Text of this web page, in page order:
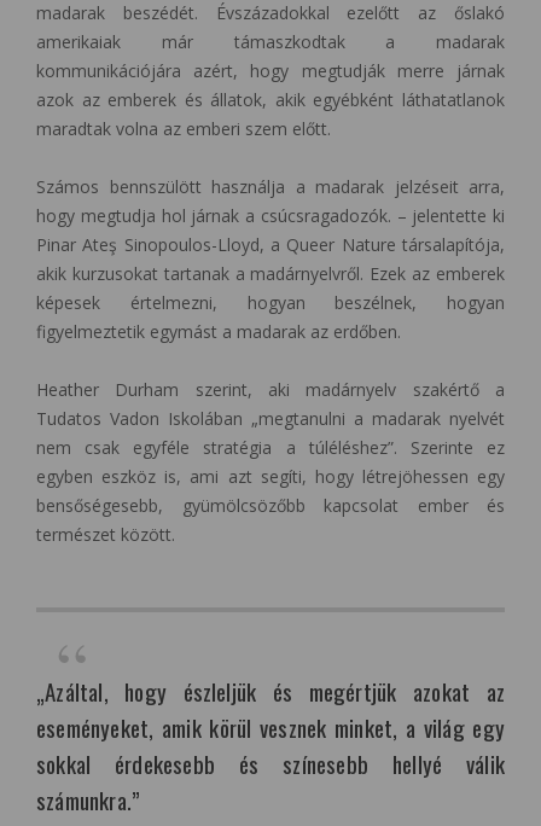
madarak beszédét. Évszázadokkal ezelőtt az őslakó
amerikaiak már támaszkodtak a madarak
kommunikációjára azért, hogy megtudják merre járnak
azok az emberek és állatok, akik egyébként láthatatlanok
maradtak volna az emberi szem előtt.
Számos bennszülött használja a madarak jelzéseit arra,
hogy megtudja hol járnak a csúcsragadozók. ­­– jelentette ki
Pinar Ateş Sinopoulos-Lloyd, a Queer Nature társalapítója,
akik kurzusokat tartanak a madárnyelvről. Ezek az emberek
képesek értelmezni, hogyan beszélnek, hogyan
figyelmeztetik egymást a madarak az erdőben.
Heather Durham szerint, aki madárnyelv szakértő a
Tudatos Vadon Iskolában „megtanulni a madarak nyelvét
nem csak egyféle stratégia a túléléshez”. Szerinte ez
egyben eszköz is, ami azt segíti, hogy létrejöhessen egy
bensőségesebb, gyümölcsözőbb kapcsolat ember és
természet között.
„Azáltal, hogy észleljük és megértjük azokat az
eseményeket, amik körül vesznek minket, a világ egy
sokkal érdekesebb és színesebb hellyé válik
számunkra.”